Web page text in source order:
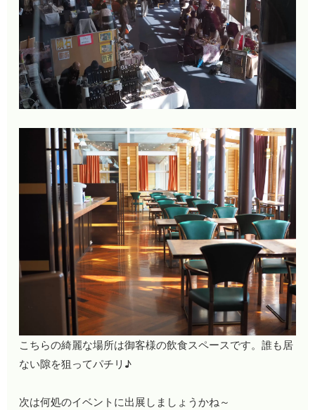
こちらの綺麗な場所は御客様の飲食スペースです。誰も居
ない隙を狙ってパチリ♪
次は何処のイベントに出展しましょうかね～